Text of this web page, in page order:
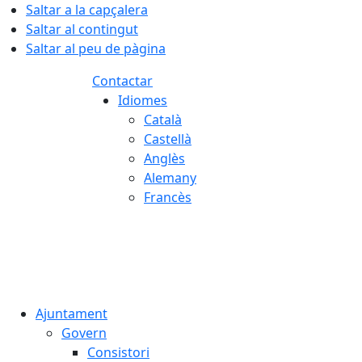
Saltar a la capçalera
Saltar al contingut
Saltar al peu de pàgina
Contactar
Idiomes
Català
Castellà
Anglès
Alemany
Francès
Ajuntament
Govern
Consistori